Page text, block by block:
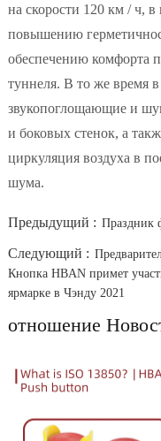
на скорости 120 км / ч,
повышению
обеспечению комфорта
туннеля. В то же время
звукопоглощающие и
и боковых стенок, а
циркуляция воздуха в
шума.
Предыдущий : Праздник
Следующий :
Кнопка HBAN примет
ярмарке в Чэнду 2021
отношение